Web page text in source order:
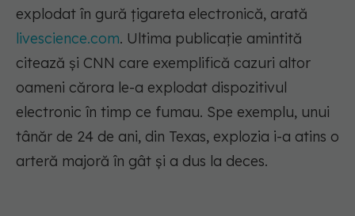
explodat în gură țigareta electronică, arată
livescience.com. Ultima publicație amintită
citează și CNN care exemplifică cazuri altor
oameni cărora le-a explodat dispozitivul
electronic în timp ce fumau. Spe exemplu, unui
tânăr de 24 de ani, din Texas, explozia i-a atins o
arteră majoră în gât și a dus la deces.